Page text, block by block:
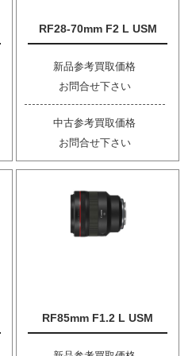
RF28-70mm F2 L USM
新品参考買取価格
お問合せ下さい
中古参考買取価格
お問合せ下さい
RF85mm F1.2 L USM